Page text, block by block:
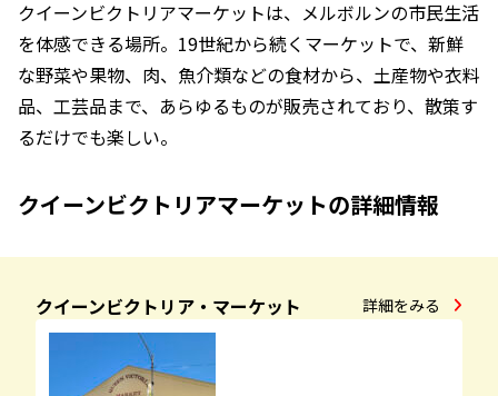
クイーンビクトリアマーケットは、メルボルンの市民生活
を体感できる場所。19世紀から続くマーケットで、新鮮
な野菜や果物、肉、魚介類などの食材から、土産物や衣料
品、工芸品まで、あらゆるものが販売されており、散策す
るだけでも楽しい。
クイーンビクトリアマーケットの詳細情報
クイーンビクトリア・マーケット 詳細をみる